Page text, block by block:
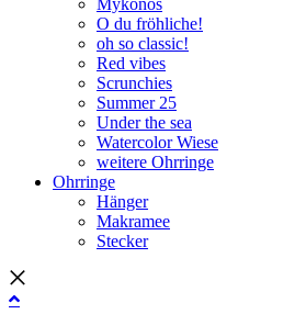
Mykonos
O du fröhliche!
oh so classic!
Red vibes
Scrunchies
Summer 25
Under the sea
Watercolor Wiese
weitere Ohrringe
Ohrringe
Hänger
Makramee
Stecker